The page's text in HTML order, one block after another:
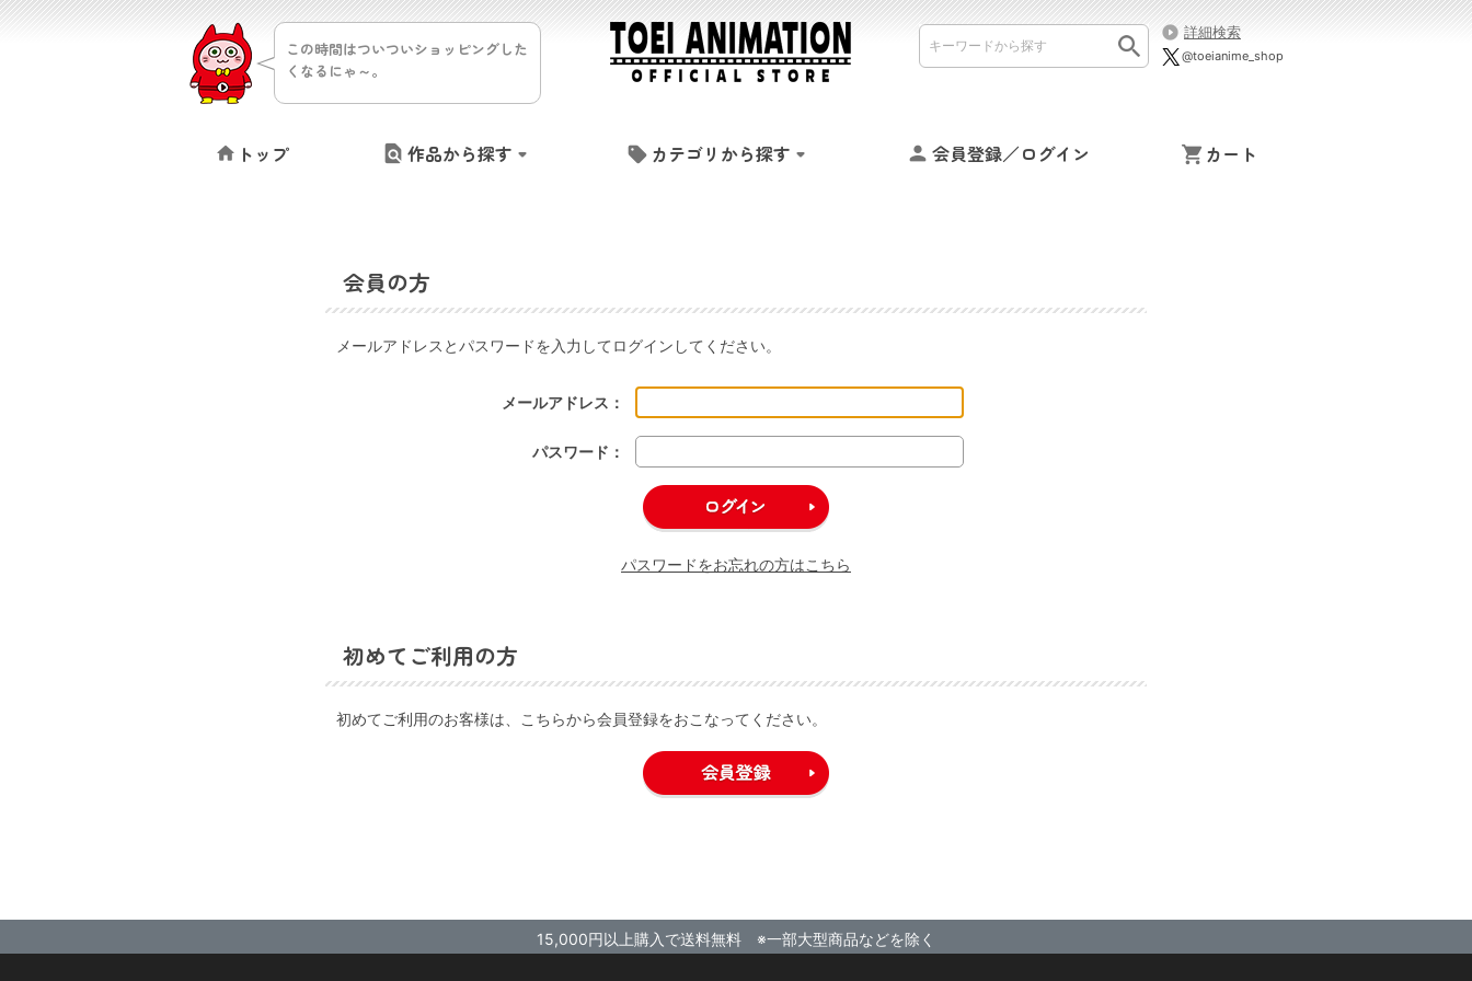
この時間はついついショッピングした
くなるにゃ～。
詳細検索
@toeianime_shop
トップ 作品から探す カテゴリから探す 会員登録／ログイン カート
会員の方
メールアドレスとパスワードを入力してログインしてください。
メールアドレス：
パスワード：
パスワードをお忘れの方はこちら
初めてご利用の方
初めてご利用のお客様は、こちらから会員登録をおこなってください。
15,000円以上購入で送料無料 ※一部大型商品などを除く